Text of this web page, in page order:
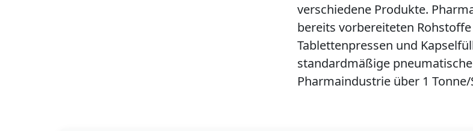
verschiedene Produkte.
bereits vorbereiteten
Tablettenpressen und
standardmäßige
Pharmaindustrie über 1